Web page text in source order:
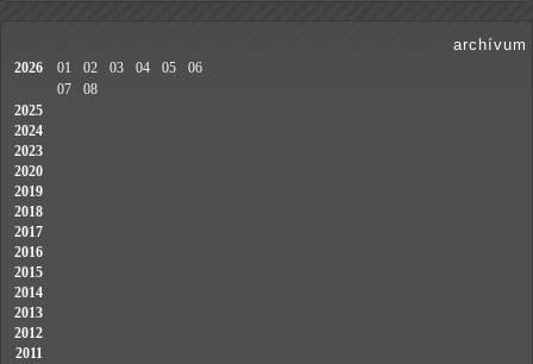
archívum
2026 01 02 03 04 05
06
07
08
2025
2024
2023
2020
2019
2018
2017
2016
2015
2014
2013
2012
2011